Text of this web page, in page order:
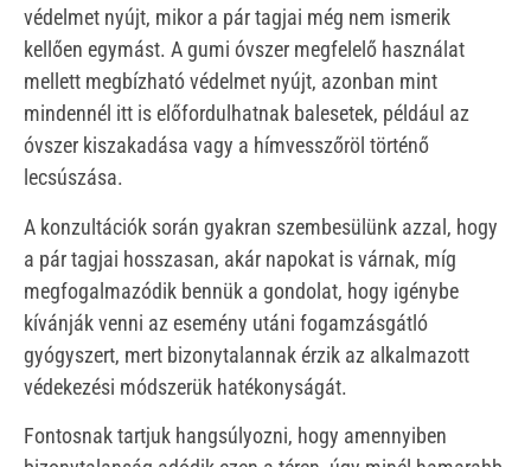
védelmet nyújt, mikor a pár tagjai még nem ismerik
kellően egymást. A gumi óvszer megfelelő használat
mellett megbízható védelmet nyújt, azonban mint
mindennél itt is előfordulhatnak balesetek, például az
óvszer kiszakadása vagy a hímvesszőröl történő
lecsúszása.
A konzultációk során gyakran szembesülünk azzal, hogy
a pár tagjai hosszasan, akár napokat is várnak, míg
megfogalmazódik bennük a gondolat, hogy igénybe
kívánják venni az esemény utáni fogamzásgátló
gyógyszert, mert bizonytalannak érzik az alkalmazott
védekezési módszerük hatékonyságát.
Fontosnak tartjuk hangsúlyozni, hogy amennyiben